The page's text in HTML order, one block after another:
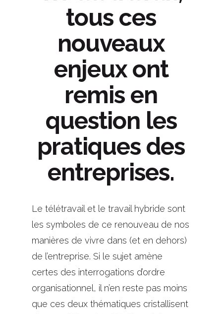
tous ces
nouveaux
enjeux ont
remis en
question les
pratiques des
entreprises.
Le télétravail et le travail hybride sont
les symboles de ce renouveau de nos
manières de vivre dans (et en dehors)
de l’entreprise. Si le sujet amène
certes des interrogations d’ordre
organisationnel, il n’en reste pas moins
que ces deux thématiques cristallisent